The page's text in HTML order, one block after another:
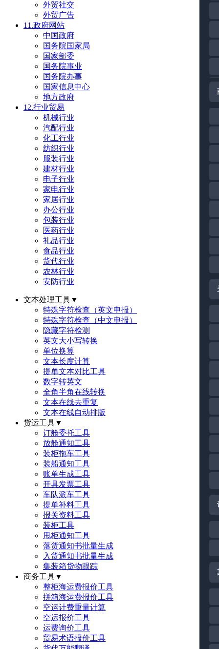
外贸社交
外贸广告
11.政府网站
中国政府
国务院国家局
国家部委
国务院事业
国务院办事
国家信息中心
地方政府
12.行业贸易
机械行业
汽配行业
化工行业
纺织行业
服装行业
建材行业
电子行业
家电行业
家居行业
办公行业
包装行业
医药行业
礼品行业
食品行业
货代行业
农林行业
安防行业
文本处理工具▼
特殊字符检查（英文申报）
特殊字符检查（中文申报）
隐藏字符检测
英文大小写转换
单位换算
文本长度计算
提单文本对比工具
数字转英文
全角半角在线转换
文本在线去重复
文本在线自动排版
货运工具▼
订舱委托工具
放舱通知工具
装柜拖车工具
装船通知工具
账单生成工具
开具发票工具
车队派车工具
提单补料工具
报关资料工具
装柜工具
甩柜通知工具
落货通知书批量生成
入货通知书批量生成
集装箱货物跟踪
商务工具▼
整柜海运费报价工具
拼箱海运费报价工具
空运计费重量计算
空运报价工具
运费询价工具
贸易术语报价工具